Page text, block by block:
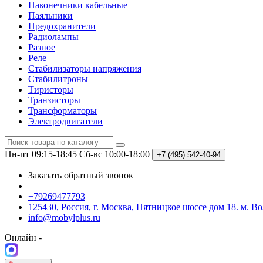
Наконечники кабельные
Паяльники
Предохранители
Радиолампы
Разное
Реле
Стабилизаторы напряжения
Стабилитроны
Тиристоры
Транзисторы
Трансформаторы
Электродвигатели
Пн-пт 09:15-18:45 Сб-вс 10:00-18:00 +7 (495) 542-40-94
Заказать обратный звонок
+79269477793
125430, Россия, г. Москва, Пятницкое шоссе дом 18. м.
info@mobylplus.ru
Онлайн -